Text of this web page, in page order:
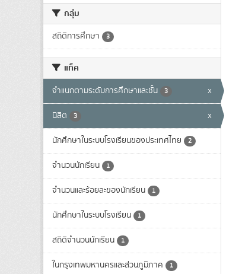
กลุ่ม
สถิติการศึกษา 3
แท็ค
จำแนกตามระดับการศึกษาและชั้น 3 x
นิสิต 3 x
นักศึกษาในระบบโรงเรียนของประเทศไทย 2
จำนวนนักเรียน 1
จำนวนและร้อยละของนักเรียน 1
นักศึกษาในระบบโรงเรียน 1
สถิติจำนวนนักเรียน 1
ในกรุงเทพมหานครและส่วนภูมิภาค 1